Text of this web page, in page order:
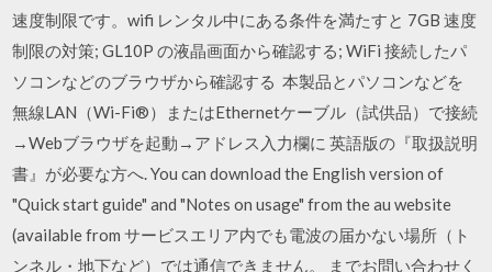
速度制限です。wifi レンタル中にある条件を満たすと 7GB 速度
制限の対策; GL10P の液晶画面から確認する; WiFi 接続したパ
ソコンなどのブラウザから確認する 本製品とパソコンなどを
無線LAN（Wi-Fi®）またはEthernetケーブル（試供品）で接続
→Webブラウザを起動→アドレス入力欄に 英語版の『取扱説明
書』が必要な方へ. You can download the English version of
"Quick start guide" and "Notes on usage" from the au website
(available from サービスエリア内でも電波の届かない場所（ト
ンネル・地下など）では通信できません。 までお問い合わせく